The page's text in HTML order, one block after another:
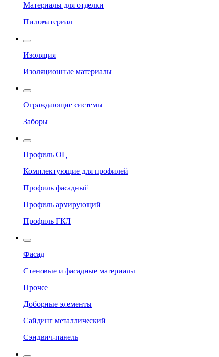
Материалы для отделки
Пиломатериал
Изоляция
Изоляционные материалы
Ограждающие системы
Заборы
Профиль ОЦ
Комплектующие для профилей
Профиль фасадный
Профиль армирующий
Профиль ГКЛ
Фасад
Стеновые и фасадные материалы
Прочее
Доборные элементы
Сайдинг металлический
Сэндвич-панель